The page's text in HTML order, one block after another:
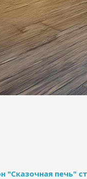
"Сказочная печь"